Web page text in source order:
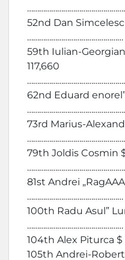
………………………………………….
52nd Dan
…………………………………………
59th Iulian-
117,660
………………………………………….
62nd Eduard
………………………………………….
73rd Marius-
………………………………………….
79th Joldis Cosmin
………………………………………….
81st Andrei
…………………………………………
100th Radu Asul”
…………………………………………
104th Alex Piturca $
105th Andrei-